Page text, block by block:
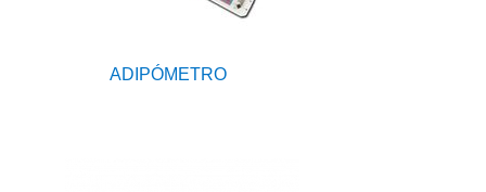
ADIPÓMETRO